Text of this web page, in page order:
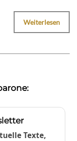
Weiterlesen
Texte,